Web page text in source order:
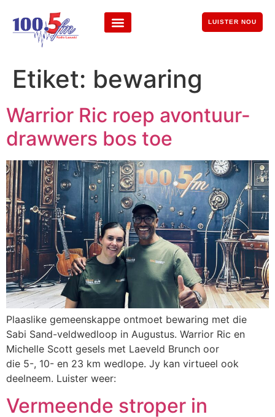
LUISTER NOU
Etiket: bewaring
Warrior Ric roep avontuur-
drawwers bos toe
Plaaslike gemeenskappe ontmoet bewaring met die
Sabi Sand-veldwedloop in Augustus. Warrior Ric en
Michelle Scott gesels met Laeveld Brunch oor
die 5-, 10- en 23 km wedlope. Jy kan virtueel ook
deelneem. Luister weer:
Vermeende stroper in